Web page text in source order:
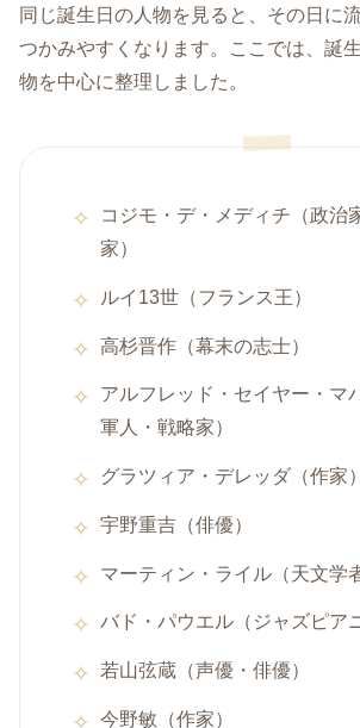
同じ誕生日の人物を見ると、その日に
つかみやすくなります。ここでは、誕
物を中心に整理しました。
コジモ・デ・メディチ（政治
家）
ルイ13世（フランス王）
高杉晋作（幕末の志士）
アルフレッド・セイヤー・マ
軍人・戦略家）
グラツィア・デレッダ（作家）
宇野重吉（俳優）
マーティン・ライル（天文学
バド・パウエル（ジャズピア
若山弦蔵（声優・俳優）
今野敏（作家）